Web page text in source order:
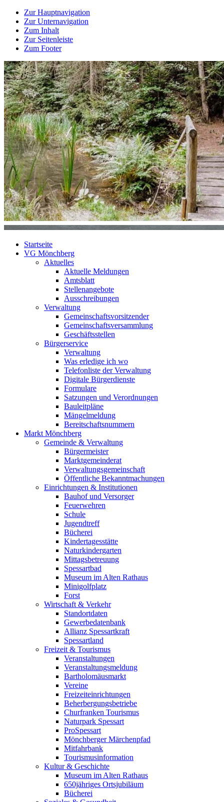
Zur Hauptnavigation
Zur Unternavigation
Zum Inhalt
Zur Seitenleiste
Zum Footer
Startseite
VG Mönchberg
Aktuelles
Aktuelle Meldungen
Amtsblatt
Stellenangebote
Ausschreibungen
Verwaltung
Gemeinschaftsvorsitzender
Gemeinschaftsversammlung
Geschäftsstellen
Bürgerservice
Verwaltung
Was erledige ich wo
Telefonliste der Verwaltung
Digitale Bürgerdienste
Formulare
Satzungen und Verordnungen
Bauleitpläne
Mängelmeldung
Bereitschaftsnummern
Markt Mönchberg
Gemeinde & Verwaltung
Bürgermeister
Marktgemeinderat
Verwaltungsgemeinschaft
Öffentliche Bekanntmachungen
Einrichtungen & Institutionen
Bauhof und Versorger
Feuerwehren
Schule
Jugendtreff
Bücherei
Kindertagesstätte
Naturkindergarten
Mittagsbetreuung
Spessartbad
Museum im Alten Rathaus
Minigolfplatz
Forst
Wirtschaft & Verkehr
Standortdaten
Gewerbedatenbank
Allianz Spessartkraft
Spessartland
Freizeit & Tourismus
Veranstaltungen
Veranstaltungsmeldung
Bartholomäusmarkt
Vereine
Freizeiteinrichtungen
Beherbergungsbetriebe
Churfranken Tourismus
Naturpark Spessart
ProSpessart
Mönchberger Märchenpfad
Mitfahrbank
Tourismusinformation
Kultur & Geschichte
Museum im Alten Rathaus
650jähriges Ortsjubiläum
Bücherei